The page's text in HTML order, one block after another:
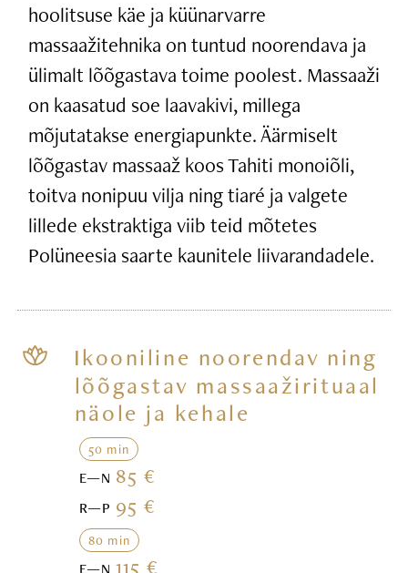
hoolitsuse käe ja küünarvarre
massaažitehnika on tuntud noorendava ja
ülimalt lõõgastava toime poolest. Massaaži
on kaasatud soe laavakivi, millega
mõjutatakse energiapunkte. Äärmiselt
lõõgastav massaaž koos Tahiti monoiõli,
toitva nonipuu vilja ning tiaré ja valgete
lillede ekstraktiga viib teid mõtetes
Polüneesia saarte kaunitele liivarandadele.
Ikooniline noorendav ning
lõõgastav massaažirituaal
näole ja kehale
50 min
E—N 85 €
R—P 95 €
80 min
115 €